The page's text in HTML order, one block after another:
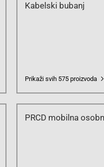
Kabelski bubanj
Prikaži svih 575 proizvoda
PRCD mobilna